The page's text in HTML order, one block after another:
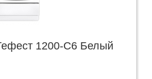
1200-С6 Белый